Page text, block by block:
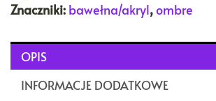
Znaczniki: bawełna/akryl,ombre
OPIS
INFORMACJE DODATKOWE